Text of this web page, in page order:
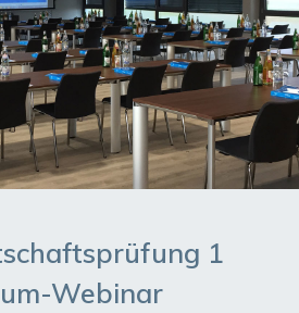
1
Webinar